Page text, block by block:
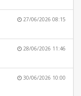
27/06/2026 08:15
28/06/2026 11:46
30/06/2026 10:00